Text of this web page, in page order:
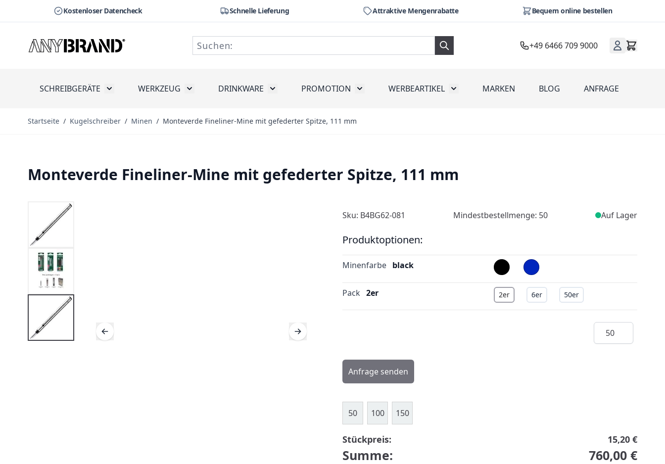
Kostenloser Datencheck Schnelle Lieferung Attraktive Mengenrabatte Bequem online bestellen
+49 6466 709 9000
SCHREIBGERÄTE Toggle submenu for Schreibgeräte
WERKZEUG Toggle submenu for Werkzeug
DRINKWARE Toggle submenu for Drinkware
PROMOTION Toggle submenu for Promotion
WERBEARTIKEL Toggle submenu for Werbeartikel
MARKEN BLOG ANFRAGE
Startseite / Kugelschreiber / Minen / Monteverde Fineliner-Mine mit gefederter Spitze, 111 mm
Monteverde Fineliner-Mine mit gefederter Spitze, 111 mm
Sku: B4BG62-081 Mindestbestellmenge: 50 Auf Lager
Produktoptionen:
Minenfarbe black
Pack 2er 2er 6er 50er
Menge
Anfrage senden
50 100 150
Stückpreis: 15,20 €
Summe: 760,00 €